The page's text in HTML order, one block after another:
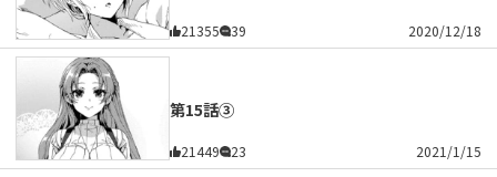
21355 39 2020/12/18
第15話③
21449 23 2021/1/15